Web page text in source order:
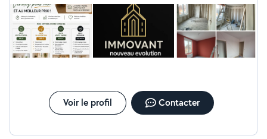
gros chantiers Secteur : Métropole Lilloise (Lille,
Roubaix, Tourcoing et alentours) Urgences acceptées
Contact rapide par message ou téléphone.
Voir le profil Contacter